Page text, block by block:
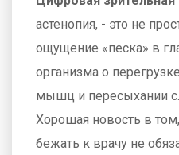
астенопия, - это не
ощущение «песка» в
организма о
мышц и пересыхании
Хорошая новость в
бежать к врачу не